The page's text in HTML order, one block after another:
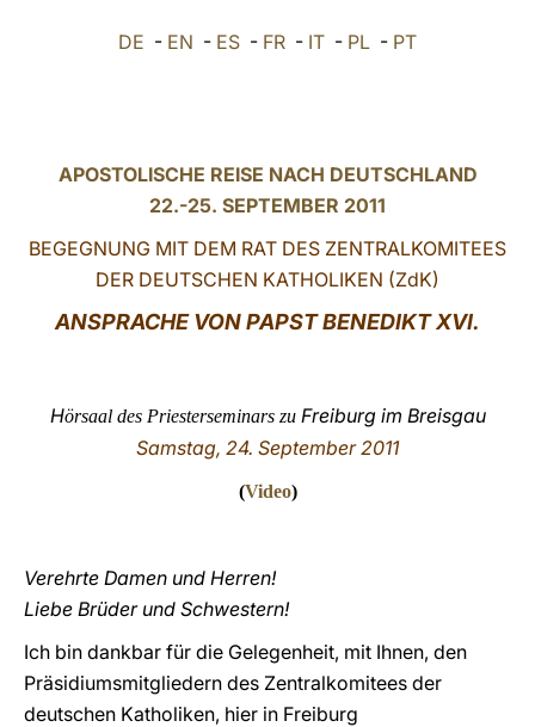
中文
LATINE
DE - EN - ES - FR - IT - PL - PT
APOSTOLISCHE REISE NACH DEUTSCHLAND
22.-25. SEPTEMBER 2011
BEGEGNUNG MIT DEM RAT DES ZENTRALKOMITEES
DER DEUTSCHEN KATHOLIKEN (ZdK)
ANSPRACHE VON PAPST BENEDIKT XVI.
Hörsaal des Priesterseminars zu Freiburg im Breisgau
Samstag, 24. September 2011
(Video)
Verehrte Damen und Herren!
Liebe Brüder und Schwestern!
Ich bin dankbar für die Gelegenheit, mit Ihnen, den
Präsidiumsmitgliedern des Zentralkomitees der
deutschen Katholiken, hier in Freiburg